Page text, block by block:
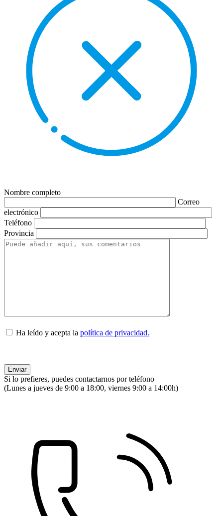
Nombre completo
Correo
electrónico
Teléfono
Provincia
Ha leído y acepta la política de privacidad.
Si lo prefieres, puedes contactarnos por teléfono
(Lunes a jueves de 9:00 a 18:00, viernes 9:00 a 14:00h)